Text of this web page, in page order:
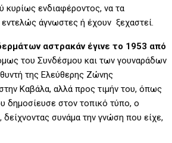
κυρίως ενδιαφέροντος, να τα
άγνωστες ή έχουν ξεχαστεί.
αστρακάν έγινε το 1953 από
του Συνδέσμου και των γουναράδων
της Ελεύθερης Ζώνης
Καβάλα, αλλά προς τιμήν του, όπως
δημοσίευσε στον τοπικό τύπο, ο
συνάμα την γνώση που είχε,